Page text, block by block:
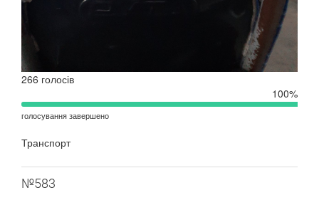
266 голосів
100%
голосування завершено
Транспорт
№583